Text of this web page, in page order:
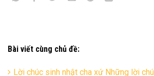
Bài viết cùng chủ đề:
Lời chúc sinh nhật cha xứ Những lời